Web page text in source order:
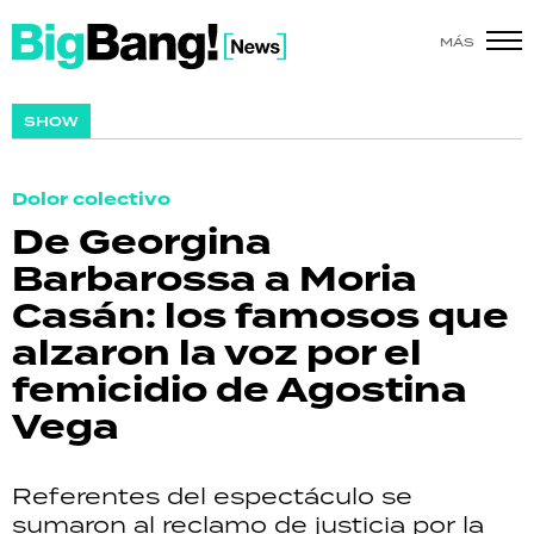
MÁS
SHOW
Dolor colectivo
De Georgina
Barbarossa a Moria
Casán: los famosos que
alzaron la voz por el
femicidio de Agostina
Vega
Referentes del espectáculo se
sumaron al reclamo de justicia por la
SHOW
ACTUALIDAD
POLICIALES
ECONOMÍA
GRAN HERMANO
SALUD
DEPORTES